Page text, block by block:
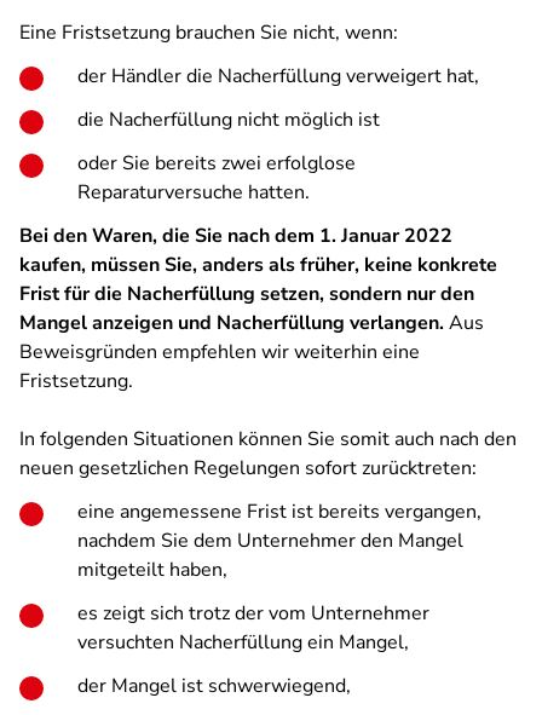
Eine Fristsetzung brauchen Sie nicht, wenn:
der Händler die Nacherfüllung verweigert hat,
die Nacherfüllung nicht möglich ist
oder Sie bereits zwei erfolglose
Reparaturversuche hatten.
Bei den Waren, die Sie nach dem 1. Januar 2022
kaufen, müssen Sie, anders als früher, keine konkrete
Frist für die Nacherfüllung setzen, sondern nur den
Mangel anzeigen und Nacherfüllung verlangen.Aus
Beweisgründen empfehlen wir weiterhin eine
Fristsetzung.
In folgenden Situationen können Sie somit auch nach den
neuen gesetzlichen Regelungen sofort zurücktreten:
eine angemessene Frist ist bereits vergangen,
nachdem Sie dem Unternehmer den Mangel
mitgeteilt haben,
es zeigt sich trotz der vom Unternehmer
versuchten Nacherfüllung ein Mangel,
der Mangel ist schwerwiegend,